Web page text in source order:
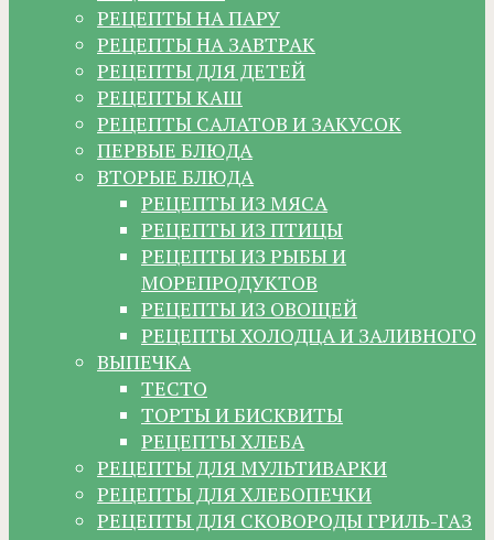
РЕЦЕПТЫ НА ПАРУ
РЕЦЕПТЫ НА ЗАВТРАК
РЕЦЕПТЫ ДЛЯ ДЕТЕЙ
РЕЦЕПТЫ КАШ
РЕЦЕПТЫ САЛАТОВ И ЗАКУСОК
ПЕРВЫЕ БЛЮДА
ВТОРЫЕ БЛЮДА
РЕЦЕПТЫ ИЗ МЯСА
РЕЦЕПТЫ ИЗ ПТИЦЫ
РЕЦЕПТЫ ИЗ РЫБЫ И
МОРЕПРОДУКТОВ
РЕЦЕПТЫ ИЗ ОВОЩЕЙ
РЕЦЕПТЫ ХОЛОДЦА И ЗАЛИВНОГО
ВЫПЕЧКА
ТЕСТО
ТОРТЫ И БИСКВИТЫ
РЕЦЕПТЫ ХЛЕБА
РЕЦЕПТЫ ДЛЯ МУЛЬТИВАРКИ
РЕЦЕПТЫ ДЛЯ ХЛЕБОПЕЧКИ
РЕЦЕПТЫ ДЛЯ СКОВОРОДЫ ГРИЛЬ-ГАЗ